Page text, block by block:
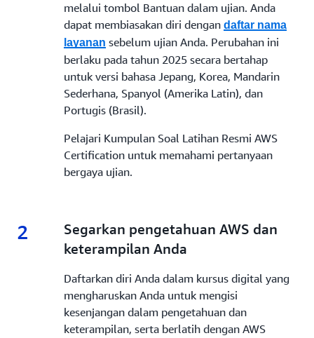
melalui tombol Bantuan dalam ujian. Anda
dapat membiasakan diri dengan daftar nama
layanan sebelum ujian Anda. Perubahan ini
berlaku pada tahun 2025 secara bertahap
untuk versi bahasa Jepang, Korea, Mandarin
Sederhana, Spanyol (Amerika Latin), dan
Portugis (Brasil).
Pelajari Kumpulan Soal Latihan Resmi AWS
Certification untuk memahami pertanyaan
bergaya ujian.
2 2.
Segarkan pengetahuan AWS dan
keterampilan Anda
Daftarkan diri Anda dalam kursus digital yang
mengharuskan Anda untuk mengisi
kesenjangan dalam pengetahuan dan
keterampilan, serta berlatih dengan AWS